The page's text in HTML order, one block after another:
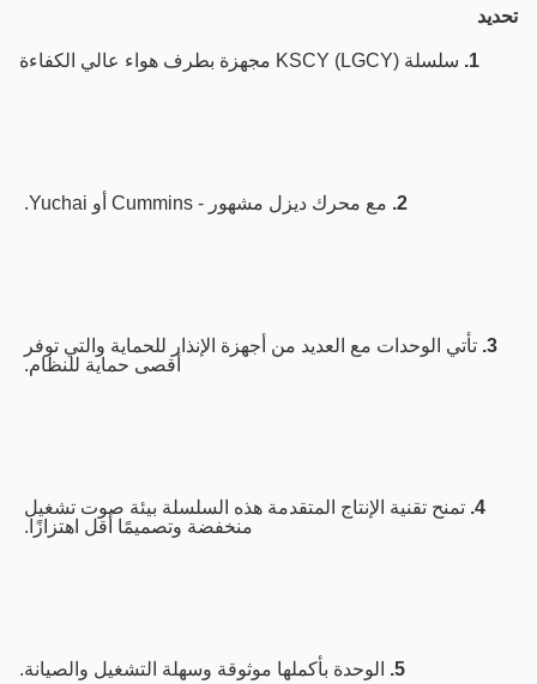
سلسلة KSCY (LGCY) مجهزة بطرف هواء عالي الكفاءة
مع محرك ديزل مشهور - Cummins أو Yuchai.
تأتي الوحدات مع العديد من أجهزة الإنذار للحماية والتي توفر
أقصى حماية للنظام.
تمنح تقنية الإنتاج المتقدمة هذه السلسلة بيئة صوت تشغيل
منخفضة وتصميمًا أقل اهتزازًا.
الوحدة بأكملها موثوقة وسهلة التشغيل والصيانة.